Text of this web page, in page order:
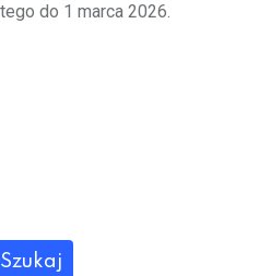
do 1 marca 2026.
Szukaj